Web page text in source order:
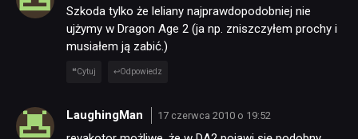
Szkoda tylko że leliany najprawdopodobniej nie
ujżymy w Dragon Age 2 (ja np. zniszczyłem prochy i
musiałem ją zabić.)
Cytuj Odpowiedz
LaughingMan 17 czerwca 2010 o 19:52